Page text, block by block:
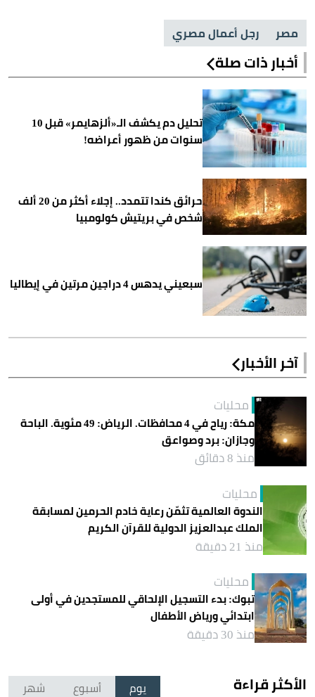
مصر رجل أعمال مصري
أخبار ذات صلة
تحليل دم يكشف الـ«ألزهايمر» قبل 10
سنوات من ظهور أعراضه!
حرائق كندا تتمدد.. إجلاء أكثر من 20 ألف
شخص في بريتيش كولومبيا
سبعيني يدهس 4 دراجين مرتين في إيطاليا
آخر الأخبار
محليات
مكة: رياح في 4 محافظات. الرياض: 49 مئوية. الباحة
وجازان: برد وصواعق
منذ 8 دقائق
محليات
الندوة العالمية تثمّن رعاية خادم الحرمين لمسابقة
الملك عبدالعزيز الدولية للقرآن الكريم
منذ 21 دقيقة
محليات
تبوك: بدء التسجيل الإلحاقي للمستجدين في أولى
ابتدائي ورياض الأطفال
منذ 30 دقيقة
الأكثر قراءة يوم أسبوع شهر